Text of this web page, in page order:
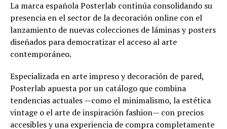
La marca española Posterlab continúa consolidando su
presencia en el sector de la decoración online con el
lanzamiento de nuevas colecciones de láminas y posters
diseñados para democratizar el acceso al arte
contemporáneo.
Especializada en arte impreso y decoración de pared,
Posterlab apuesta por un catálogo que combina
tendencias actuales —como el minimalismo, la estética
vintage o el arte de inspiración fashion— con precios
accesibles y una experiencia de compra completamente